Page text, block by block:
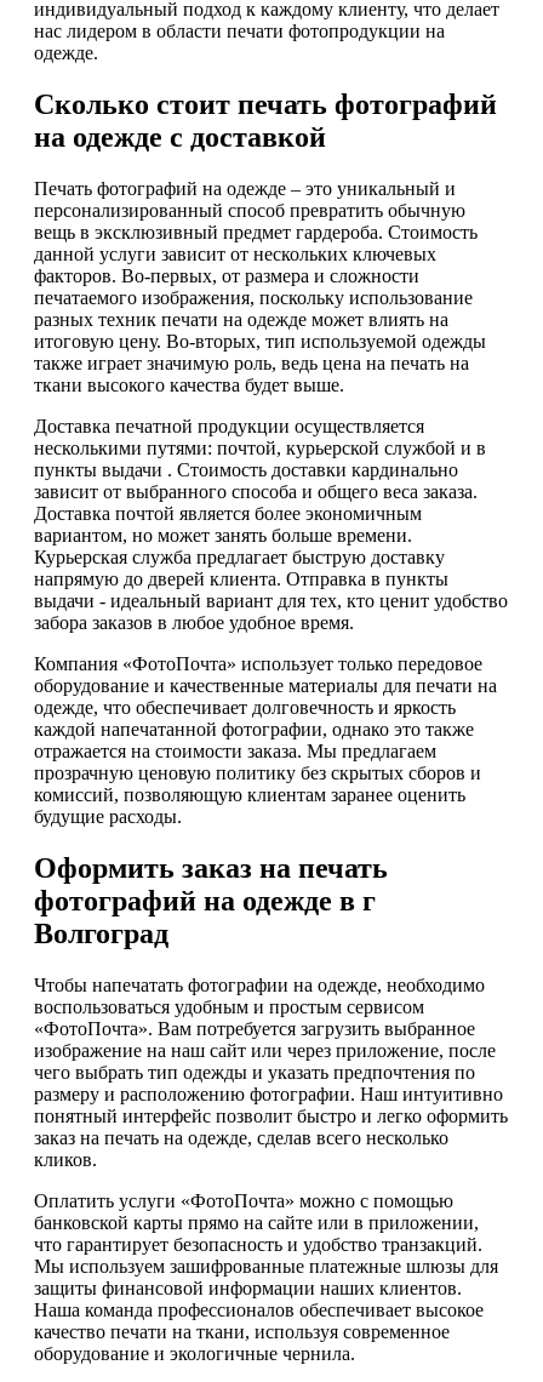
индивидуальный подход к каждому клиенту, что делает
нас лидером в области печати фотопродукции на
одежде.
Сколько стоит печать фотографий
на одежде с доставкой
Печать фотографий на одежде – это уникальный и
персонализированный способ превратить обычную
вещь в эксклюзивный предмет гардероба. Стоимость
данной услуги зависит от нескольких ключевых
факторов. Во-первых, от размера и сложности
печатаемого изображения, поскольку использование
разных техник печати на одежде может влиять на
итоговую цену. Во-вторых, тип используемой одежды
также играет значимую роль, ведь цена на печать на
ткани высокого качества будет выше.
Доставка печатной продукции осуществляется
несколькими путями: почтой, курьерской службой и в
пункты выдачи . Стоимость доставки кардинально
зависит от выбранного способа и общего веса заказа.
Доставка почтой является более экономичным
вариантом, но может занять больше времени.
Курьерская служба предлагает быструю доставку
напрямую до дверей клиента. Отправка в пункты
выдачи - идеальный вариант для тех, кто ценит удобство
забора заказов в любое удобное время.
Компания «ФотоПочта» использует только передовое
оборудование и качественные материалы для печати на
одежде, что обеспечивает долговечность и яркость
каждой напечатанной фотографии, однако это также
отражается на стоимости заказа. Мы предлагаем
прозрачную ценовую политику без скрытых сборов и
комиссий, позволяющую клиентам заранее оценить
будущие расходы.
Оформить заказ на печать
фотографий на одежде в г
Волгоград
Чтобы напечатать фотографии на одежде, необходимо
воспользоваться удобным и простым сервисом
«ФотоПочта». Вам потребуется загрузить выбранное
изображение на наш сайт или через приложение, после
чего выбрать тип одежды и указать предпочтения по
размеру и расположению фотографии. Наш интуитивно
понятный интерфейс позволит быстро и легко оформить
заказ на печать на одежде, сделав всего несколько
кликов.
Оплатить услуги «ФотоПочта» можно с помощью
банковской карты прямо на сайте или в приложении,
что гарантирует безопасность и удобство транзакций.
Мы используем зашифрованные платежные шлюзы для
защиты финансовой информации наших клиентов.
Наша команда профессионалов обеспечивает высокое
качество печати на ткани, используя современное
оборудование и экологичные чернила.